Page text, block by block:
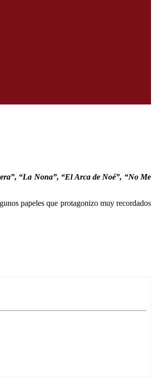
“La Nona”, “El Arca de Noé”, “No Me
papeles que protagonizo muy recordados